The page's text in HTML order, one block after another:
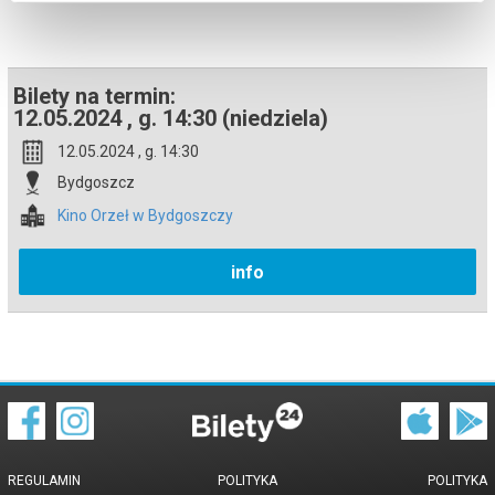
Bilety na termin:
12.05.2024 , g. 14:30 (niedziela)
12.05.2024 , g. 14:30
Bydgoszcz
Kino Orzeł w Bydgoszczy
info
REGULAMIN POLITYKA
POLITYKA